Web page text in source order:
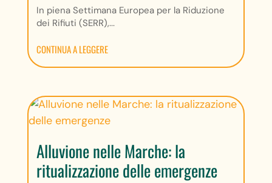
In piena Settimana Europea per la Riduzione
dei Rifiuti (SERR),...
CONTINUA A LEGGERE
Alluvione nelle Marche: la
ritualizzazione delle emergenze